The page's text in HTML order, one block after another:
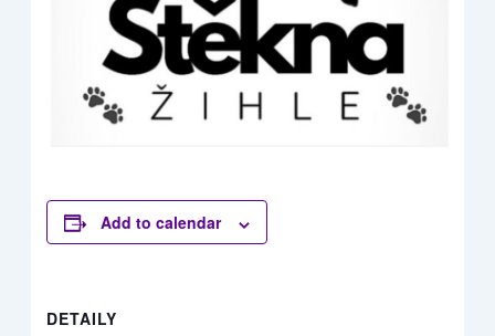
Add to calendar
DETAILY